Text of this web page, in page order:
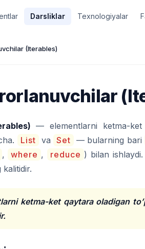
Darsliklar Texnologiyalar
(Iterables)
— elementlarni ketma-ket
List va Set — bularning bari
, where , reduce ) bilan ishlaydi.
kalitidir.
ketma-ket qaytara oladigan